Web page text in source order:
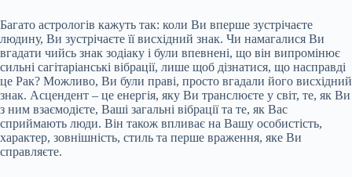
Багато астрологів кажуть так: коли Ви вперше зустрічаєте
людину, Ви зустрічаєте її висхідний знак. Чи намагалися Ви
вгадати чийсь знак зодіаку і були впевнені, що він випромінює
сильні сагітаріанські вібрації, лише щоб дізнатися, що насправді
це Рак? Можливо, Ви були праві, просто вгадали його висхідний
знак. Асцендент – це енергія, яку Ви транслюєте у світ, те, як Ви
з ним взаємодієте, Ваші загальні вібрації та те, як Вас
сприймають люди. Він також впливає на Вашу особистість,
характер, зовнішність, стиль та перше враження, яке Ви
справляєте.